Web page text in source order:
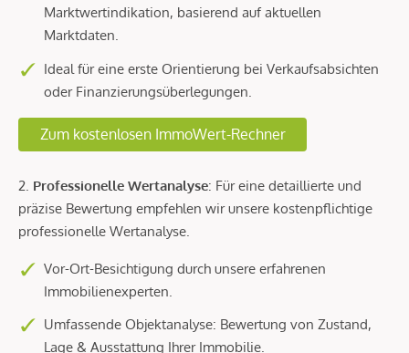
Marktwertindikation, basierend auf aktuellen
Marktdaten.
Ideal für eine erste Orientierung bei Verkaufsabsichten
oder Finanzierungsüberlegungen.
Zum kostenlosen ImmoWert-Rechner
2. Professionelle Wertanalyse: Für eine detaillierte und
präzise Bewertung empfehlen wir unsere kostenpflichtige
professionelle Wertanalyse.
Vor-Ort-Besichtigung durch unsere erfahrenen
Immobilienexperten.
Umfassende Objektanalyse: Bewertung von Zustand,
Lage & Ausstattung Ihrer Immobilie.